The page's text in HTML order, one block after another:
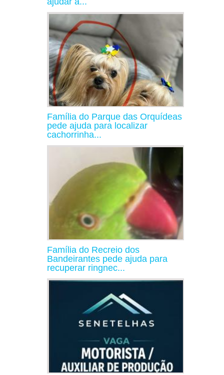
Família do Parque das Orquídeas
pede ajuda para localizar
cachorrinha...
Família do Recreio dos
Bandeirantes pede ajuda para
recuperar ringnec...